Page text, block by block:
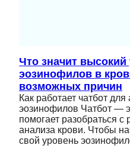
Что значит высокий
эозинофилов в
возможных причин
Как работает чатбот
эозинофилов Чатбот —
помогает разобраться с
анализа крови. Чтобы
свой уровень